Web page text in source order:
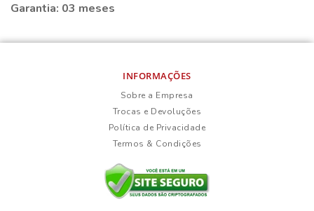
Garantia: 03 meses
INFORMAÇÕES
Sobre a Empresa
Trocas e Devoluções
Política de Privacidade
Termos & Condições